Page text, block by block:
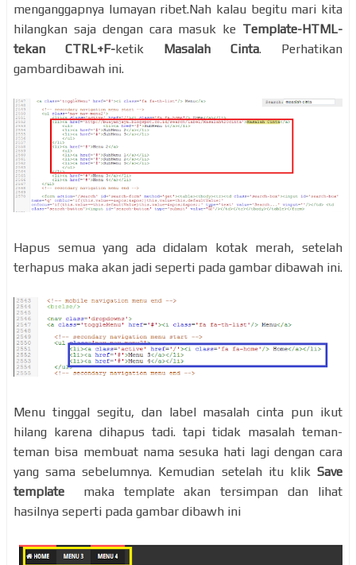
menganggapnya lumayan ribet.Nah kalau begitu mari kita
hilangkan saja dengan cara masuk ke Template-HTML-
tekan CTRL+F-ketik Masalah Cinta. Perhatikan
gambardibawah ini.
Hapus semua yang ada didalam kotak merah, setelah
terhapus maka akan jadi seperti pada gambar dibawah ini.
Menu tinggal segitu, dan label masalah cinta pun ikut
hilang karena dihapus tadi. tapi tidak masalah teman-
teman bisa membuat nama sesuka hati lagi dengan cara
yang sama sebelumnya. Kemudian setelah itu klik Save
template
maka template akan tersimpan dan lihat
hasilnya seperti pada gambar dibawh ini